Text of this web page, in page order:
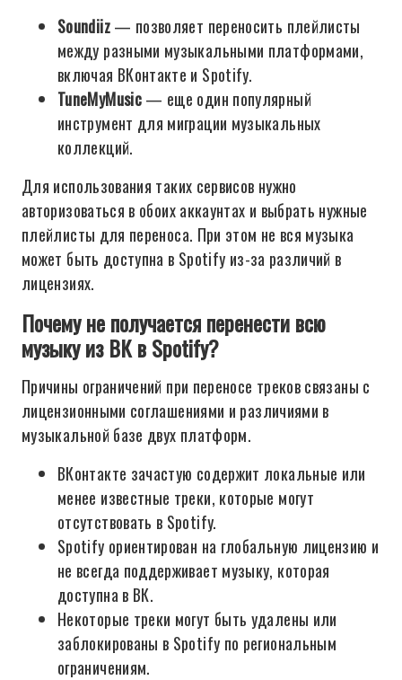
Soundiiz— позволяет переносить плейлисты
между разными музыкальными платформами,
включая ВКонтакте и Spotify.
TuneMyMusic— еще один популярный
инструмент для миграции музыкальных
коллекций.
Для использования таких сервисов нужно
авторизоваться в обоих аккаунтах и выбрать нужные
плейлисты для переноса. При этом не вся музыка
может быть доступна в Spotify из-за различий в
лицензиях.
Почему не получается перенести всю
музыку из ВК в Spotify?
Причины ограничений при переносе треков связаны с
лицензионными соглашениями и различиями в
музыкальной базе двух платформ.
ВКонтакте зачастую содержит локальные или
менее известные треки, которые могут
отсутствовать в Spotify.
Spotify ориентирован на глобальную лицензию и
не всегда поддерживает музыку, которая
доступна в ВК.
Некоторые треки могут быть удалены или
заблокированы в Spotify по региональным
ограничениям.